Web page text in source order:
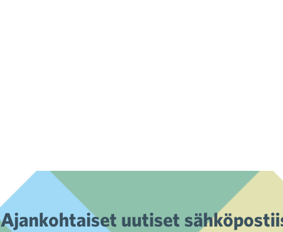
Ajankohtaiset uutiset